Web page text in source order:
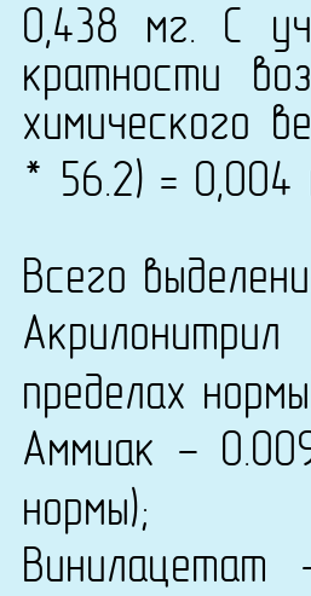
0,438 мг. С
кратности
химического
* 56.2) =
Всего
пределах
Аммиак -
нормы);